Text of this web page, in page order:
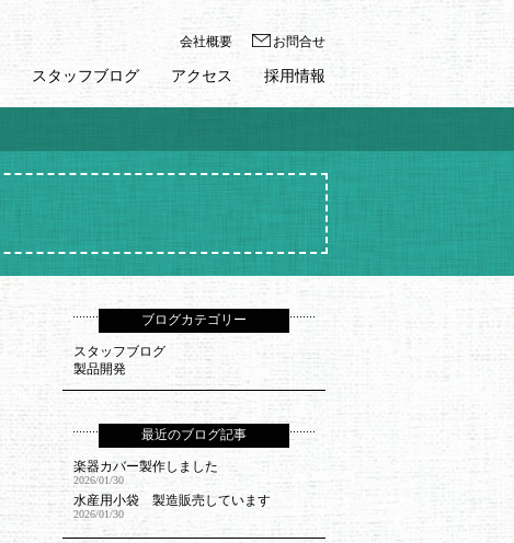
会社概要 お問合せ
スタッフブログ アクセス 採用情報
ブログカテゴリー
スタッフブログ
製品開発
最近のブログ記事
楽器カバー製作しました
2026/01/30
水産用小袋 製造販売しています
2026/01/30